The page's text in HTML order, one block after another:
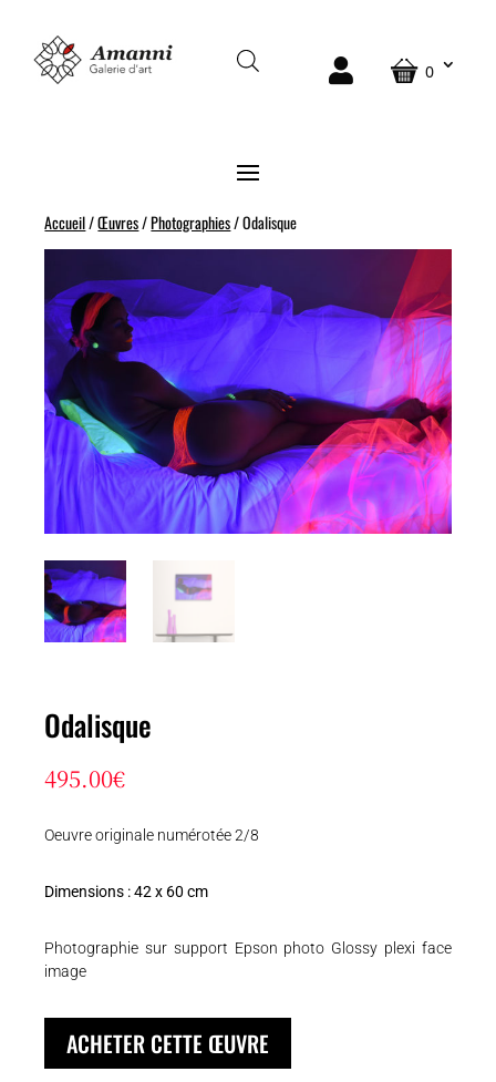
0
Accueil/Œuvres/Photographies/ Odalisque
Odalisque
495.00€
Oeuvre originale numérotée 2/8
Dimensions : 42 x 60 cm
Photographie sur support Epson photo Glossy plexi face
image
ACHETER CETTE ŒUVRE